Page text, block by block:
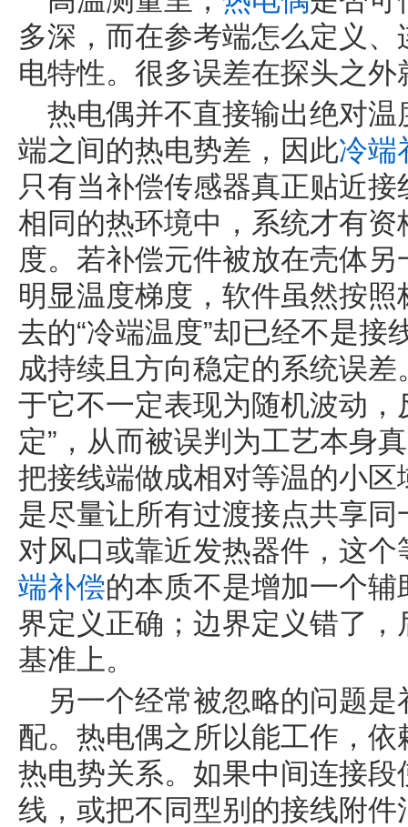
多深，而在参考端怎么定义
电特性。很多误差在探头之外
热电偶并不直接输出绝对
端之间的热电势差，因此冷端
只有当补偿传感器真正贴近
相同的热环境中，系统才有
度。若补偿元件被放在壳体
明显温度梯度，软件虽然按
去的“冷端温度”却已经不是
成持续且方向稳定的系统误
于它不一定表现为随机波动，
定”，从而被误判为工艺本身
把接线端做成相对等温的小
是尽量让所有过渡接点共享
对风口或靠近发热器件，这
端补偿的本质不是增加一个
界定义正确；边界定义错了
基准上。
另一个经常被忽略的问题
配。热电偶之所以能工作，
热电势关系。如果中间连接
线，或把不同型别的接线附